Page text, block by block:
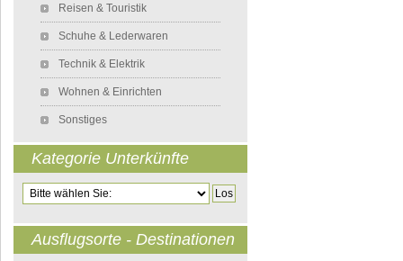
Reisen & Touristik
Schuhe & Lederwaren
Technik & Elektrik
Wohnen & Einrichten
Sonstiges
Kategorie Unterkünfte
Zielseite
Ausflugsorte - Destinationen